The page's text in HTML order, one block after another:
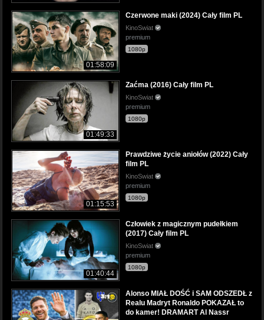
01:58:09
Czerwone maki (2024) Cały film PL
KinoSwiat
premium
1080p
01:49:33
Zaćma (2016) Cały film PL
KinoSwiat
premium
1080p
01:15:53
Prawdziwe życie aniołów (2022) Cały
film PL
KinoSwiat
premium
1080p
01:40:44
Człowiek z magicznym pudełkiem
(2017) Cały film PL
KinoSwiat
premium
1080p
Alonso MIAŁ DOŚĆ i SAM ODSZEDŁ z
Realu Madryt Ronaldo POKAZAŁ to
do kamer! DRAMART Al Nassr